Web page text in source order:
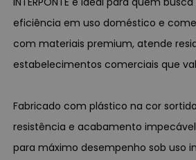
eficiência em uso doméstico e
com materiais premium, atende
estabelecimentos comerciais que
Fabricado com plástico na cor
resistência e acabamento
para máximo desempenho sob uso